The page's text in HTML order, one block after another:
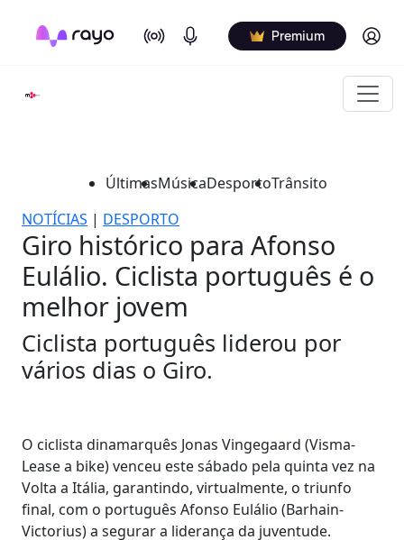
On Air Podcasts Premium Log in
ÚltimasMúsicaDesportoTrânsito
NOTÍCIAS | DESPORTO
Giro histórico para Afonso
Eulálio. Ciclista português é o
melhor jovem
Ciclista português liderou por
vários dias o Giro.
O ciclista dinamarquês Jonas Vingegaard (Visma-
Lease a bike) venceu este sábado pela quinta vez na
Volta a Itália, garantindo, virtualmente, o triunfo
final, com o português Afonso Eulálio (Barhain-
Victorius) a segurar a liderança da juventude.